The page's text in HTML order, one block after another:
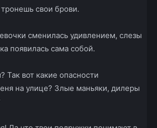
свои брови.
сменилась удивлением, слезы
появилась сама собой.
Так вот какие опасности
на улице? Злые маньяки, дилеры